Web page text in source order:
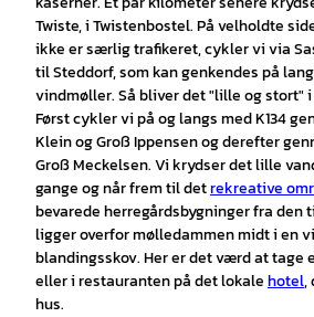
Twiste, i Twistenbostel. På velholdte
ikke er særlig trafikeret, cykler vi via
til Steddorf, som kan genkendes på
vindmøller. Så bliver det "lille og stort"
Først cykler vi på og langs med K134
Klein og Groß Ippensen og derefter
Groß Meckelsen. Vi krydser det lille
gange og når frem til detrekreative
bevarede herregårdsbygninger fra den
ligger overfor mølledammen midt i en
blandingsskov. Her er det værd at tage
eller i restauranten på det lokalehotel,
hus.